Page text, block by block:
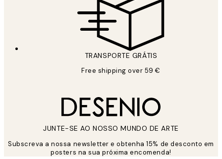
TRANSPORTE GRÁTIS
Free shipping over 59 €
JUNTE-SE AO NOSSO MUNDO DE ARTE
Subscreva a nossa newsletter e obtenha 15% de desconto em
posters na sua próxima encomenda!